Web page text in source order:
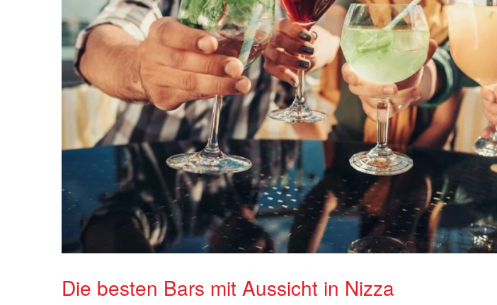
Die besten Bars mit Aussicht in Nizza